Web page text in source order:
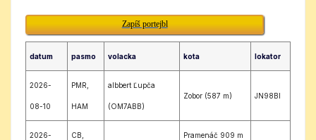
Zapíš portejbl
datum pasmo volacka kota lokator
2026-
08-10
PMR,
HAM
albbert Ľupča
(OM7ABB)
Zobor (587 m) JN98BI
2026- CB, Pramenáč 909 m